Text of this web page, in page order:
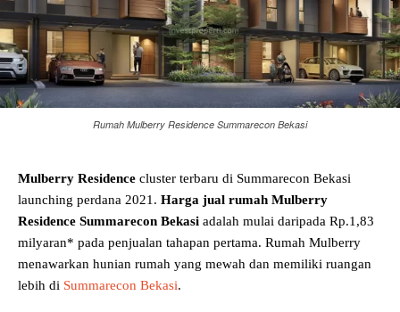
Rumah Mulberry Residence Summarecon Bekasi
Mulberry Residence cluster terbaru di Summarecon Bekasi
launching perdana 2021. Harga jual rumah Mulberry
Residence Summarecon Bekasi adalah mulai daripada Rp.1,83
milyaran* pada penjualan tahapan pertama. Rumah Mulberry
menawarkan hunian rumah yang mewah dan memiliki ruangan
lebih di Summarecon Bekasi.